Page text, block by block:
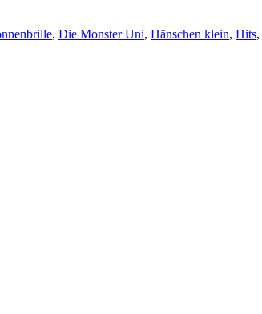
, Die Monster Uni, Hänschen klein, Hits,